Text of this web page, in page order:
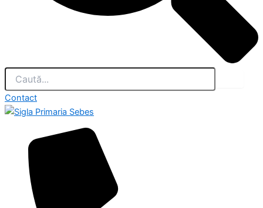
Contact